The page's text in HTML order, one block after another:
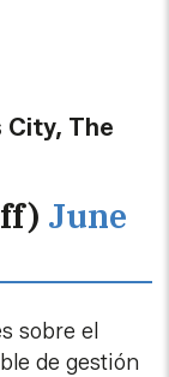
City, The
June
sobre el
de gestión